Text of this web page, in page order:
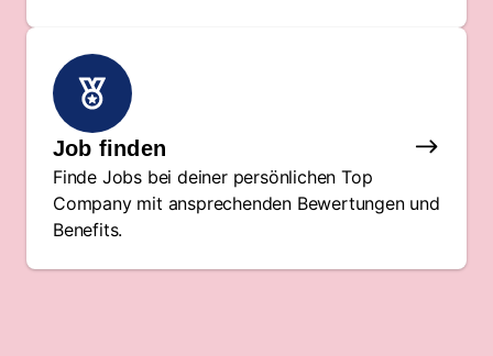
Job finden
Finde Jobs bei deiner persönlichen Top
Company mit ansprechenden Bewertungen und
Benefits.